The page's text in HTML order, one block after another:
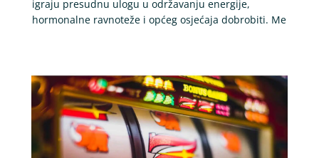
igraju presudnu ulogu u održavanju energije,
hormonalne ravnoteže i općeg osjećaja dobrobiti. Me